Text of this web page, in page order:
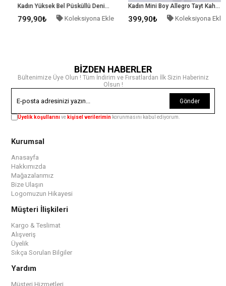
Kadın Yüksek Bel Püsküllü Denim Kot Şort Mavi
799,90₺ Koleksiyona Ekle
Kadın Mini Boy Allegro Tayt Kahverengi
399,90₺ Koleksiyona Ekle
BİZDEN HABERLER
Bültenimize Üye Olun ! Tüm İndirim ve Fırsatlardan İlk Sizin Haberiniz
Olsun !
Gönder
Üyelik koşullarınıve kişisel verilerimin korunmasını kabul ediyorum.
Kurumsal
Anasayfa
Hakkımızda
Mağazalarımız
Bize Ulaşın
Logomuzun Hikayesi
Müşteri İlişkileri
Kargo & Teslimat
Alışveriş
Üyelik
Sıkça Sorulan Bilgiler
Yardım
Müşteri Hizmetleri